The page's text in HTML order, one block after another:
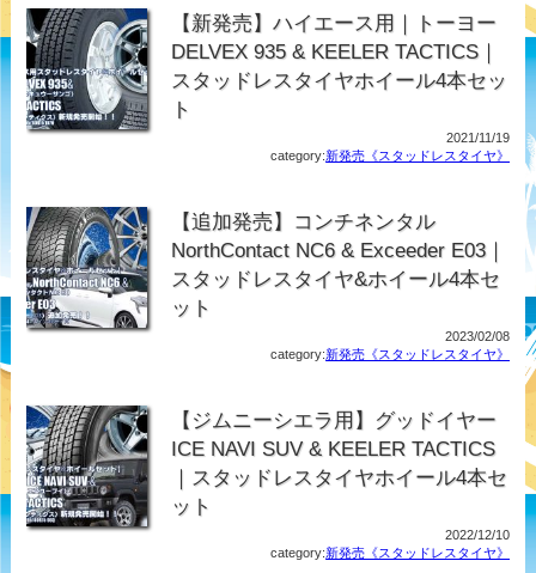
【新発売】ハイエース用｜トーヨー
DELVEX 935 & KEELER TACTICS｜
スタッドレスタイヤホイール4本セッ
ト
2021/11/19
category:新発売《スタッドレスタイヤ》
【追加発売】コンチネンタル
NorthContact NC6 & Exceeder E03｜
スタッドレスタイヤ&ホイール4本セ
ット
2023/02/08
category:新発売《スタッドレスタイヤ》
【ジムニーシエラ用】グッドイヤー
ICE NAVI SUV & KEELER TACTICS
｜スタッドレスタイヤホイール4本セ
ット
2022/12/10
category:新発売《スタッドレスタイヤ》